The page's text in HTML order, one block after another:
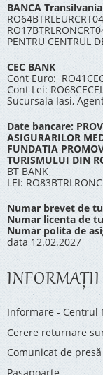
BANCA Transilvania
PENTRU CENTRUL
CEC BANK
Cont Euro:
Cont Lei:
Sucursala Iasi,
Date bancare:
ASIGURARILOR
FUNDATIA
TURISMULUI DIN
BT BANK
LEI:
Numar brevet de
Numar licenta de
Numar polita de
data 12.02.2027
Informare - Centrul
Cerere returnare
Comunicat de presă